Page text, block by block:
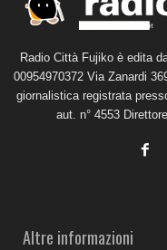
Radio Città Fujiko è edita
00954970372 Via Zanardi
giornalistica registrata
aut. n° 4553
Altre informazioni